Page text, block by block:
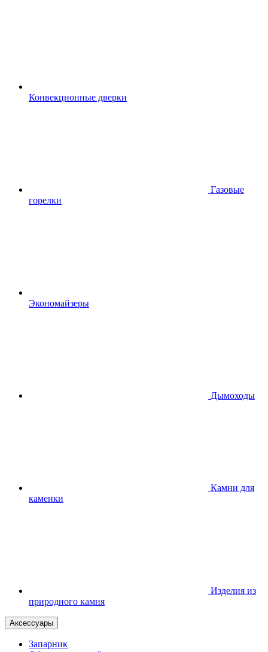
Конвекционные дверки
Газовые
горелки
Экономайзеры
Дымоходы
Камни для
каменки
Изделия из
природного камня
Аксессуары
Запарник